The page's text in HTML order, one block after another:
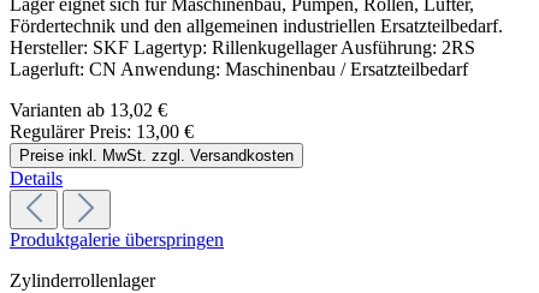
Lager eignet sich für Maschinenbau, Pumpen, Rollen, Lüfter,
Fördertechnik und den allgemeinen industriellen Ersatzteilbedarf.
Hersteller: SKF Lagertyp: Rillenkugellager Ausführung: 2RS
Lagerluft: CN Anwendung: Maschinenbau / Ersatzteilbedarf
Varianten ab 13,02 €
Regulärer Preis: 13,00 €
Preise inkl. MwSt. zzgl. Versandkosten
Details
Produktgalerie überspringen
Zylinderrollenlager